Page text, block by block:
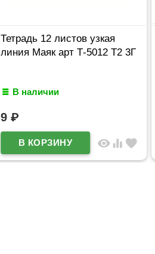
Тетрадь 12 листов узкая
линия Маяк арт Т-5012 Т2 3Г
В наличии
9 ₽
visibility equalizer favorite